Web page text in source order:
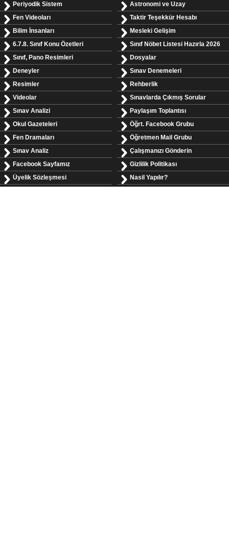
Periyodik Sistem
Fen Videoları
Bilim İnsanları
6.7.8. Sınıf Konu Özetleri
Sınıf, Pano Resimleri
Deneyler
Resimler
Videolar
Sınav Analizi
Okul Gazeteleri
Fen Dramaları
Sınav Analiz
Facebook Sayfamız
Üyelik Sözleşmesi
Astronomi ve Uzay
Taktir Teşekkür Hesabı
Mesleki Gelişim
Sınıf Nöbet Listesi Hazırla 2026
Dosyalar
Sınav Denemeleri
Rehberlik
Sınavlarda Çıkmış Sorular
Paylaşım Toplantısı
Öğrt. Facebook Grubu
Öğretmen Mail Grubu
Çalışmanızı Gönderin
Gizlilik Politikası
Nasil Yapılır?